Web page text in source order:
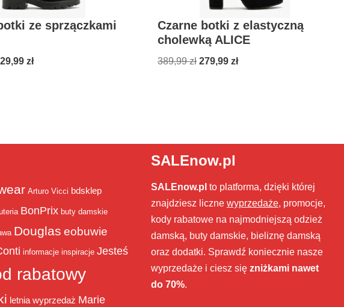
ze sprzączkami
zł
Czarne botki z elastyczną
cholewką ALICE
389,99zł 279,99 zł
Arturo Vicci bdsklep
BonPrix buty damskie
Douglas eobuwie
informacje inspiracje Jesteś
rabatowy
letnia wyprzedaż Marie
SALEnow.pl
SALEnow.pl to platforma, dzięki której
znajdziesz liczne wyprzedaże, promocje,
kody rabatowe na najmodniejszą odzież
damską, buty damskie, bieliznę damską
oraz dodatki. Sprawdź koniecznie nasze
wyprzedaże i ciesz się zniżkami nawet
do 70%.